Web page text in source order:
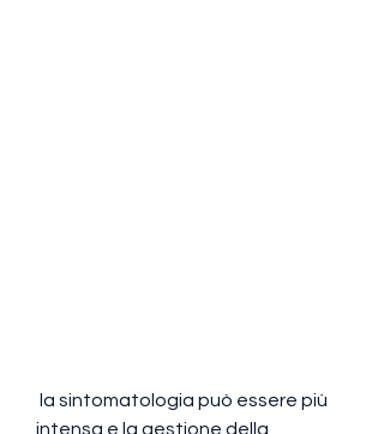
intensa e la gestione della